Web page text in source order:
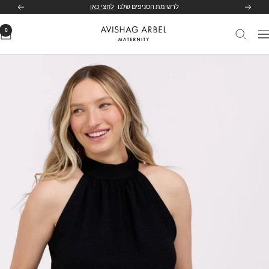
הקודם לרשימת הסניפים שלנו לחצי כאן הבא
ניווט
Avishag
0